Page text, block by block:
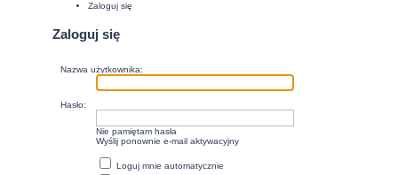
Zaloguj się
Zaloguj się
Nazwa użytkownika:
Hasło:
Nie pamiętam hasła
Wyślij ponownie e-mail aktywacyjny
Loguj mnie automatycznie